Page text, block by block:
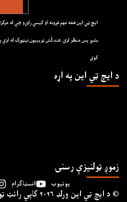
ايچ ټي اين هغه مهم غږونه او کيسې راوړو چې له
بشپړ پس منظر لري. هندکُش ټريبيون نيټورک له لرې
کوي
د ايچ ټي اين په اړه
زموږ ټولنیزې رسنۍ
انسټاګرام یوتیوب
د ايچ ټي اين وﺭلډ ۲۰۲۶ کاپي ﺭائټ ټول حقونه خوندي دي ©